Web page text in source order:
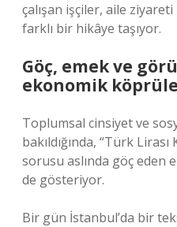
çalışan işçiler, aile
farklı bir hikâye taşıyor.
Göç, emek ve
ekonomik
Toplumsal cinsiyet ve
bakıldığında, “Türk
sorusu aslında göç eden
de gösteriyor.
Bir gün İstanbul’da bir